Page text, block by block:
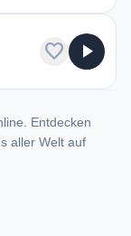
favorite play_arrow
Entdecken
aller Welt auf